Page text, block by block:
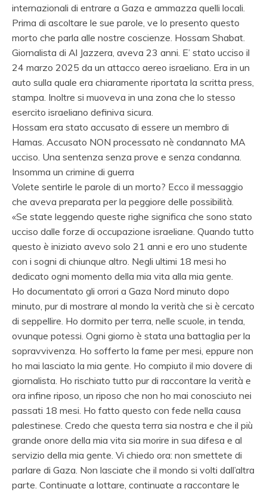
internazionali di entrare a Gaza e ammazza quelli locali.
Prima di ascoltare le sue parole, ve lo presento questo
morto che parla alle nostre coscienze. Hossam Shabat.
Giornalista di Al Jazzera, aveva 23 anni. E’ stato ucciso il
24 marzo 2025 da un attacco aereo israeliano. Era in un
auto sulla quale era chiaramente riportata la scritta press,
stampa. Inoltre si muoveva in una zona che lo stesso
esercito israeliano definiva sicura.
Hossam era stato accusato di essere un membro di
Hamas. Accusato NON processato nè condannato MA
ucciso. Una sentenza senza prove e senza condanna.
Insomma un crimine di guerra
Volete sentirle le parole di un morto? Ecco il messaggio
che aveva preparata per la peggiore delle possibilità.
«Se state leggendo queste righe significa che sono stato
ucciso dalle forze di occupazione israeliane. Quando tutto
questo è iniziato avevo solo 21 anni e ero uno studente
con i sogni di chiunque altro. Negli ultimi 18 mesi ho
dedicato ogni momento della mia vita alla mia gente.
Ho documentato gli orrori a Gaza Nord minuto dopo
minuto, pur di mostrare al mondo la verità che si è cercato
di seppellire. Ho dormito per terra, nelle scuole, in tenda,
ovunque potessi. Ogni giorno è stata una battaglia per la
sopravvivenza. Ho sofferto la fame per mesi, eppure non
ho mai lasciato la mia gente. Ho compiuto il mio dovere di
giornalista. Ho rischiato tutto pur di raccontare la verità e
ora infine riposo, un riposo che non ho mai conosciuto nei
passati 18 mesi. Ho fatto questo con fede nella causa
palestinese. Credo che questa terra sia nostra e che il più
grande onore della mia vita sia morire in sua difesa e al
servizio della mia gente. Vi chiedo ora: non smettete di
parlare di Gaza. Non lasciate che il mondo si volti dall’altra
parte. Continuate a lottare, continuate a raccontare le